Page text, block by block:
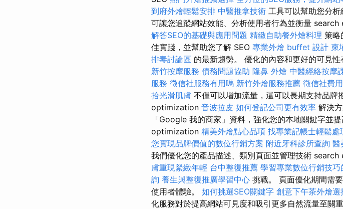
到府外燴輕鬆安排 中醫推拿技術 工具可以幫助您分
可讓您追蹤網站效能、分析使用者行為並衡量
解答SEO的基礎與應用問題 精緻自助餐外燴料理 策略
佳實踐，並幫助您了解 SEO 專業外燴 buffet 設計 柬
排毒討論區 的最新趨勢。 優化的內容和更好的可見
新竹按摩服務 債務問題協助 隆鼻 外燴 中醫經絡按摩
服務 徵信社服務有用嗎 新竹外燴服務推薦 徵信社費
拾光滑肌膚 不僅可以增加流量，還可以長期支持品
optimization 音波拉皮 如何登記公司更有效率 解決
「Google 我的商家」資料，強化您的本地關鍵字並
optimization 精美外燴點心品項 找專業記帳士輕鬆處
您實現品牌價值的數位行銷方案 附近牙科診所查詢 醫
我們優化您的產品描述、類別頁面並管理技術
膚重現緊緻年輕 台中整復推薦 學習專業數位行銷技巧
詢 養生與整復推廣學習中心 挑戰。 頁面優化期間需
使用者體驗。 如何挑選SEO關鍵字 創意下午茶外燴選
化服務對於提高網站可見度和吸引更多自然流量至關